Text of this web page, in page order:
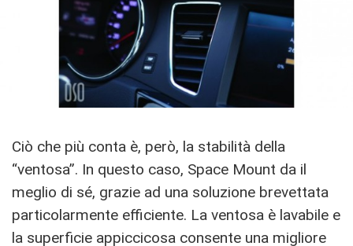
Ciò che più conta è, però, la stabilità della
“ventosa”. In questo caso, Space Mount da il
meglio di sé, grazie ad una soluzione brevettata
particolarmente efficiente. La ventosa è lavabile e
la superficie appiccicosa consente una migliore